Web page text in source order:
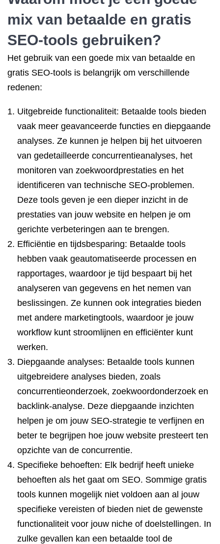
mix van betaalde en gratis
SEO-tools gebruiken?
Het gebruik van een goede mix van betaalde en
gratis SEO-tools is belangrijk om verschillende
redenen:
Uitgebreide functionaliteit: Betaalde tools bieden
vaak meer geavanceerde functies en diepgaande
analyses. Ze kunnen je helpen bij het uitvoeren
van gedetailleerde concurrentieanalyses, het
monitoren van zoekwoordprestaties en het
identificeren van technische SEO-problemen.
Deze tools geven je een dieper inzicht in de
prestaties van jouw website en helpen je om
gerichte verbeteringen aan te brengen.
Efficiëntie en tijdsbesparing: Betaalde tools
hebben vaak geautomatiseerde processen en
rapportages, waardoor je tijd bespaart bij het
analyseren van gegevens en het nemen van
beslissingen. Ze kunnen ook integraties bieden
met andere marketingtools, waardoor je jouw
workflow kunt stroomlijnen en efficiënter kunt
werken.
Diepgaande analyses: Betaalde tools kunnen
uitgebreidere analyses bieden, zoals
concurrentieonderzoek, zoekwoordonderzoek en
backlink-analyse. Deze diepgaande inzichten
helpen je om jouw SEO-strategie te verfijnen en
beter te begrijpen hoe jouw website presteert ten
opzichte van de concurrentie.
Specifieke behoeften: Elk bedrijf heeft unieke
behoeften als het gaat om SEO. Sommige gratis
tools kunnen mogelijk niet voldoen aan al jouw
specifieke vereisten of bieden niet de gewenste
functionaliteit voor jouw niche of doelstellingen. In
zulke gevallen kan een betaalde tool de